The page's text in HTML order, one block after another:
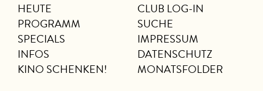
HEUTE
PROGRAMM
SPECIALS
INFOS
KINO SCHENKEN!
CLUB LOG-IN
SUCHE
IMPRESSUM
DATENSCHUTZ
MONATSFOLDER